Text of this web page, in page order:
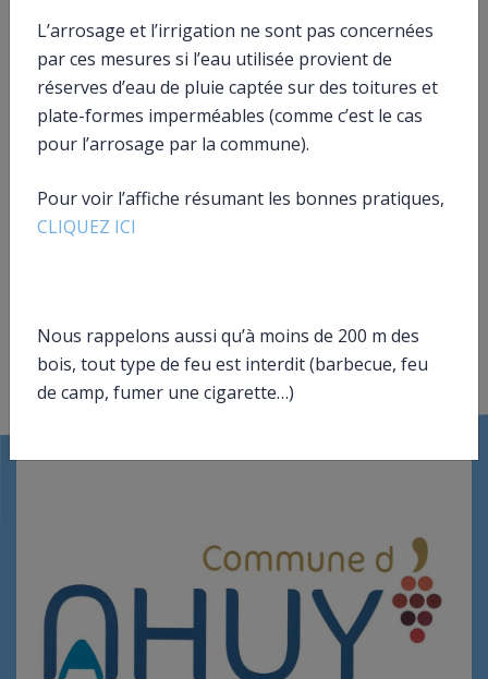
d’activité salariée imposables
Argent – Impôts – Consommation
Pour en savoir plus
Brochure pratique 2023 – Déclaration des revenus
Ministère chargé des finances
Site officiel du particulier employeur et du salarié
Direction de l’information légale et administrative
L’arrosage et l’irrigation ne sont pas concernées
par ces mesures si l’eau utilisée provient de
réserves d’eau de pluie captée sur des toitures et
plate-formes imperméables (comme c’est le cas
pour l’arrosage par la commune).
Pour voir l’affiche résumant les bonnes pratiques,
CLIQUEZ ICI
Nous rappelons aussi qu’à moins de 200 m des
bois, tout type de feu est interdit (barbecue, feu
de camp, fumer une cigarette…)